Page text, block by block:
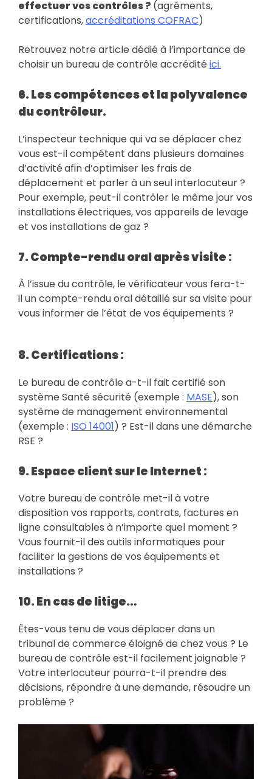
effectuer vos contrôles ? (agréments,
certifications,accréditations COFRAC)
Retrouvez notre article dédié à l’importance de
choisir un bureau de contrôle accrédité ici.
6. Les compétences et la polyvalence
du contrôleur.
L’inspecteur technique qui va se déplacer chez
vous est-il compétent dans plusieurs domaines
d’activitéafin d’optimiser les frais de
déplacement et parler à un seul interlocuteur ?
Pour exemple, peut-il contrôler le même jour vos
installations électriques, vos appareils de levage
et vos installations de gaz ?
7. Compte-rendu oral après visite :
À l’issue du contrôle, le vérificateur vous fera-t-
il un compte-rendu oral détaillé sur sa visite pour
vous informer de l’état de vos équipements ?
8. Certifications :
Le bureau de contrôle a-t-il fait certifié son
système Santé sécurité (exemple : MASE), son
système de management environnemental
(exemple : ISO 14001) ? Est-il dans une démarche
RSE ?
9. Espace client sur le Internet :
Votre bureau de contrôle met-il à votre
disposition vos rapports, contrats, factures en
ligne consultables à n’importe quel moment ?
Vous fournit-il des outils informatiques pour
faciliter la gestions de vos équipements et
installations ?
10. En cas de litige…
Êtes-vous tenu de vous déplacer dans un
tribunal de commerce éloigné de chez vous ? Le
bureau de contrôle est-il facilement joignable ?
Votre interlocuteur pourra-t-il prendre des
décisions, répondre à une demande, résoudre un
problème ?